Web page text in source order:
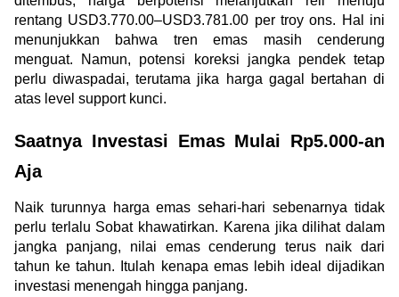
rentang USD3.770.00–USD3.781.00 per troy ons. Hal ini
menunjukkan bahwa tren emas masih cenderung
menguat. Namun, potensi koreksi jangka pendek tetap
perlu diwaspadai, terutama jika harga gagal bertahan di
atas level support kunci.
Saatnya Investasi Emas Mulai Rp5.000-an
Aja
Naik turunnya harga emas sehari-hari sebenarnya tidak
perlu terlalu Sobat khawatirkan. Karena jika dilihat dalam
jangka panjang, nilai emas cenderung terus naik dari
tahun ke tahun. Itulah kenapa emas lebih ideal dijadikan
investasi menengah hingga panjang.